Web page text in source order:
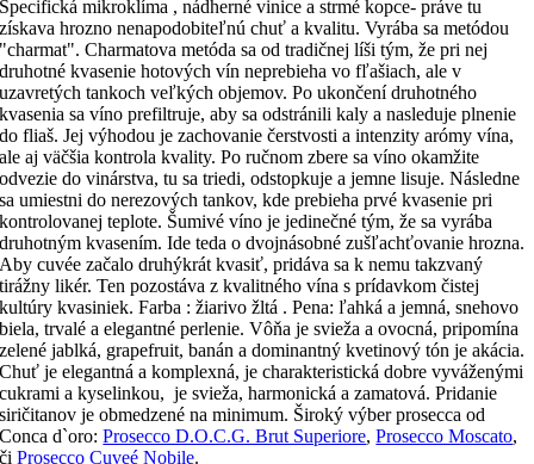
Špecifická mikroklíma , nádherné vinice a strmé kopce- práve tu
získava hrozno nenapodobiteľnú chuť a kvalitu. Vyrába sa metódou
"charmat". Charmatova metóda sa od tradičnej líši tým, že pri nej
druhotné kvasenie hotových vín neprebieha vo fľašiach, ale v
uzavretých tankoch veľkých objemov. Po ukončení druhotného
kvasenia sa víno prefiltruje, aby sa odstránili kaly a nasleduje plnenie
do fliaš. Jej výhodou je zachovanie čerstvosti a intenzity arómy vína,
ale aj väčšia kontrola kvality. Po ručnom zbere sa víno okamžite
odvezie do vinárstva, tu sa triedi, odstopkuje a jemne lisuje. Následne
sa umiestni do nerezových tankov, kde prebieha prvé kvasenie pri
kontrolovanej teplote. Šumivé víno je jedinečné tým, že sa vyrába
druhotným kvasením. Ide teda o dvojnásobné zušľachťovanie hrozna.
Aby cuvée začalo druhýkrát kvasiť, pridáva sa k nemu takzvaný
tirážny likér. Ten pozostáva z kvalitného vína s prídavkom čistej
kultúry kvasiniek. Farba : žiarivo žltá . Pena: ľahká a jemná, snehovo
biela, trvalé a elegantné perlenie. Vôňa je svieža a ovocná, pripomína
zelené jablká, grapefruit, banán a dominantný kvetinový tón je akácia.
Chuť je elegantná a komplexná, je charakteristická dobre vyváženými
cukrami a kyselinkou, je svieža, harmonická a zamatová. Pridanie
siričitanov je obmedzené na minimum. Široký výber prosecca od
Conca d`oro:Prosecco D.O.C.G. Brut Superiore,Prosecco Moscato,
čiProsecco Cuveé Nobile.